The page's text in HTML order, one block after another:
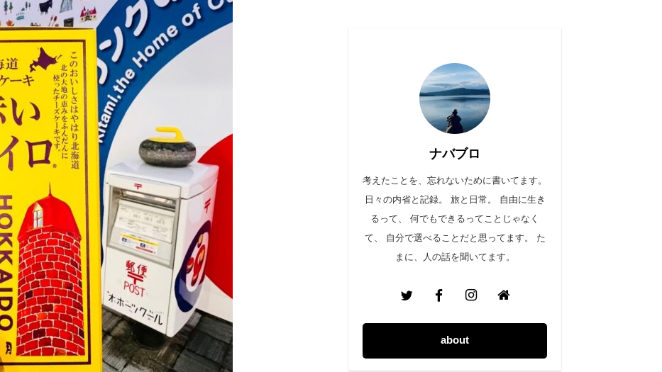
ナバブロ
考えたことを、忘れないために書いてます。
日々の内省と記録。 旅と日常。 自由に生き
るって、 何でもできるってことじゃなく
て、 自分で選べることだと思ってます。 た
まに、人の話を聞いてます。
about